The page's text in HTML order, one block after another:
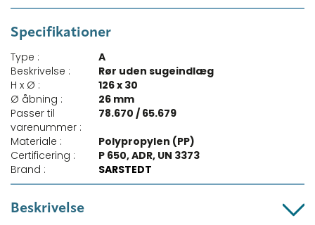
Specifikationer
Type :
A
Beskrivelse :
Rør uden sugeindlæg
H x Ø :
126 x 30
Ø åbning :
26 mm
Passer til
varenummer :
78.670 / 65.679
Materiale :
Polypropylen (PP)
Certificering :
P 650, ADR, UN 3373
Brand :
SARSTEDT
Beskrivelse